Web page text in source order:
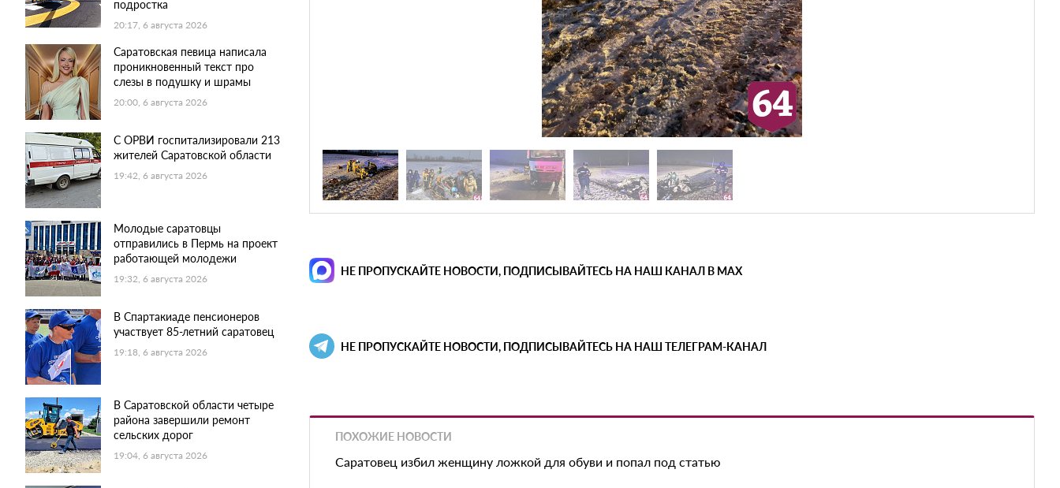
подростка
20:17, 6 августа 2026
Саратовская певица написала
проникновенный текст про
слезы в подушку и шрамы
20:00, 6 августа 2026
С ОРВИ госпитализировали 213
жителей Саратовской области
19:42, 6 августа 2026
Молодые саратовцы
отправились в Пермь на проект
работающей молодежи
19:32, 6 августа 2026
В Спартакиаде пенсионеров
участвует 85-летний саратовец
19:18, 6 августа 2026
В Саратовской области четыре
района завершили ремонт
сельских дорог
19:04, 6 августа 2026
НЕ ПРОПУСКАЙТЕ НОВОСТИ, ПОДПИСЫВАЙТЕСЬ НА НАШ КАНАЛ В MAX
НЕ ПРОПУСКАЙТЕ НОВОСТИ, ПОДПИСЫВАЙТЕСЬ НА НАШ ТЕЛЕГРАМ-КАНАЛ
ПОХОЖИЕ НОВОСТИ
Саратовец избил женщину ложкой для обуви и попал под статью